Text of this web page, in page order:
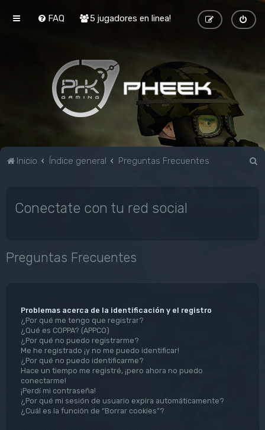
FAQ 5 jugadores en linea!
Inicio Índice general Preguntas Frecuentes
Conectate con tu red social
Preguntas Frecuentes
Problemas acerca de la identificación y el registro
¿Por qué me tengo que registrar?
¿Qué es COPPA? (APPCO)
¿Por qué no puedo registrarme?
Me he registrado ¡y no me puedo identificar!
¿Por qué no puedo identificarme?
Hace un tiempo me registré, ¡pero ahora no puedo
conectarme!
¡Perdí mi contraseña!
¿Por qué mi sesión de usuario expira automáticamente?
¿Cuál es la función de “Borrar cookies”?